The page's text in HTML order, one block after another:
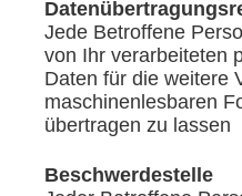
Jede Betroffene
von Ihr verarbeiteten
Daten für die weitere
maschinenlesbaren
übertragen zu lassen
Beschwerdestelle